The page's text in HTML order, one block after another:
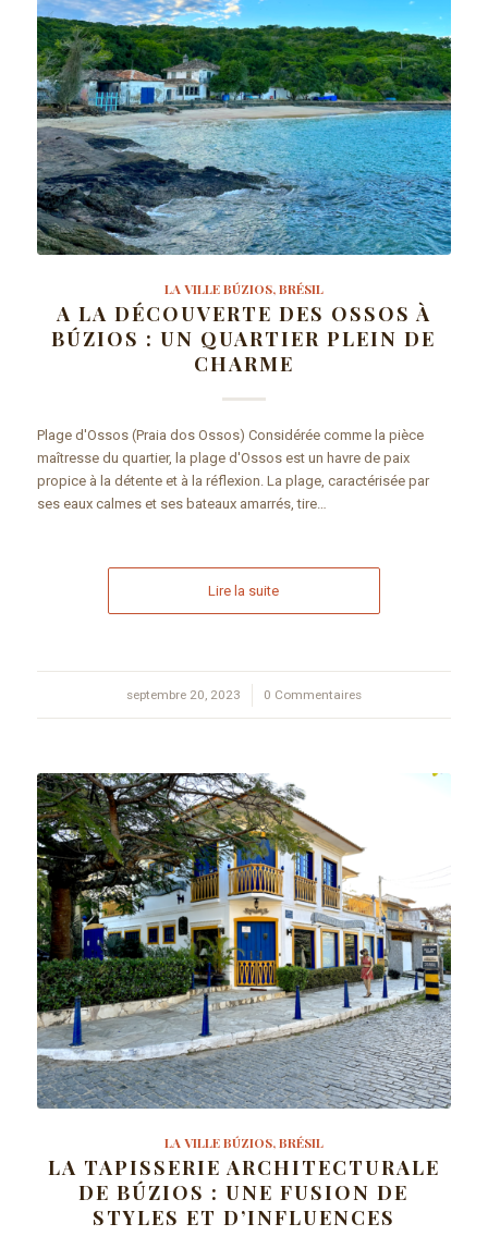
LA VILLE BÚZIOS, BRÉSIL
A LA DÉCOUVERTE DES OSSOS À
BÚZIOS : UN QUARTIER PLEIN DE
CHARME
Plage d'Ossos (Praia dos Ossos) Considérée comme la pièce
maîtresse du quartier, la plage d'Ossos est un havre de paix
propice à la détente et à la réflexion. La plage, caractérisée par
ses eaux calmes et ses bateaux amarrés, tire…
Lire la suite
septembre 20, 2023
/ 0 Commentaires
LA VILLE BÚZIOS, BRÉSIL
LA TAPISSERIE ARCHITECTURALE
DE BÚZIOS : UNE FUSION DE
STYLES ET D’INFLUENCES